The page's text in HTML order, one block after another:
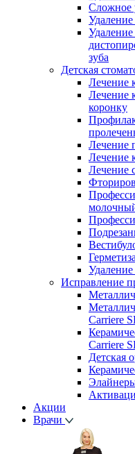
Сложное
Удаление
Удаление
зуба
Детская
Лечение
Лечение
коронку
Лечение
Лечение
Лечение
Исправление
Carriere
Carriere
Детская
Акции
Врачи